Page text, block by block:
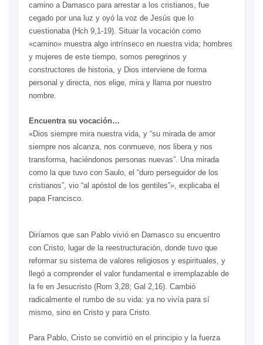
camino a Damasco para arrestar a los cristianos, fue
cegado por una luz y oyó la voz de Jesús que lo
cuestionaba (Hch 9,1-19). Situar la vocación como
«camino» muestra algo intrínseco en nuestra vida; hombres
y mujeres de este tiempo, somos peregrinos y
constructores de historia, y Dios interviene de forma
personal y directa, nos elige, mira y llama por nuestro
nombre.
Encuentra su vocación…
«Dios siempre mira nuestra vida, y “su mirada de amor
siempre nos alcanza, nos conmueve, nos libera y nos
transforma, haciéndonos personas nuevas”. Una mirada
como la que tuvo con Saulo, el “duro perseguidor de los
cristianos”, vio “al apóstol de los gentiles”», explicaba el
papa Francisco.
Diríamos que san Pablo vivió en Damasco su encuentro
con Cristo, lugar de la reestructuración, donde tuvo que
reformar su sistema de valores religiosos y espirituales, y
llegó a comprender el valor fundamental e irremplazable de
la fe en Jesucristo (Rom 3,28; Gal 2,16). Cambió
radicalmente el rumbo de su vida: ya no vivía para sí
mismo, sino en Cristo y para Cristo.
Para Pablo, Cristo se convirtió en el principio y la fuerza